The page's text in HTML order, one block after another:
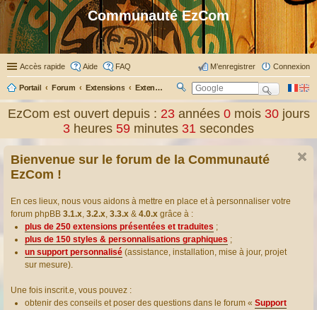
Communauté EzCom
Accès rapide Aide FAQ Connexion
M’enregistrer
Portail Forum Extensions Extensions présentées & traduites
ec
ch
er
EzCom est ouvert depuis : 23 années0 mois30 jours
3 heures 59 minutes 32 secondes
Bienvenue sur le forum de la Communauté
EzCom !
En ces lieux, nous vous aidons à mettre en place et à personnaliser votre
forum phpBB 3.1.x, 3.2.x, 3.3.x & 4.0.x grâce à :
plus de 250 extensions présentées et traduites ;
plus de 150 styles & personnalisations graphiques ;
un support personnalisé (assistance, installation, mise à jour, projet
sur mesure).
Une fois inscrit.e, vous pouvez :
obtenir des conseils et poser des questions dans le forum « Support